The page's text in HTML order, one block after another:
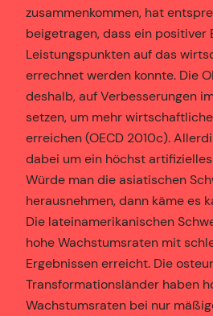
zusammenkommen, hat
beigetragen, dass ein positiver
Leistungspunkten auf das
errechnet werden konnte. Die
deshalb, auf Verbesserungen
setzen, um mehr
erreichen (OECD 2010c).
dabei um ein höchst
Würde man die asiatischen
herausnehmen, dann käme es
Die lateinamerikanischen
hohe Wachstumsraten mit
Ergebnissen erreicht. Die
Transformationsländer haben
Wachstumsraten bei nur